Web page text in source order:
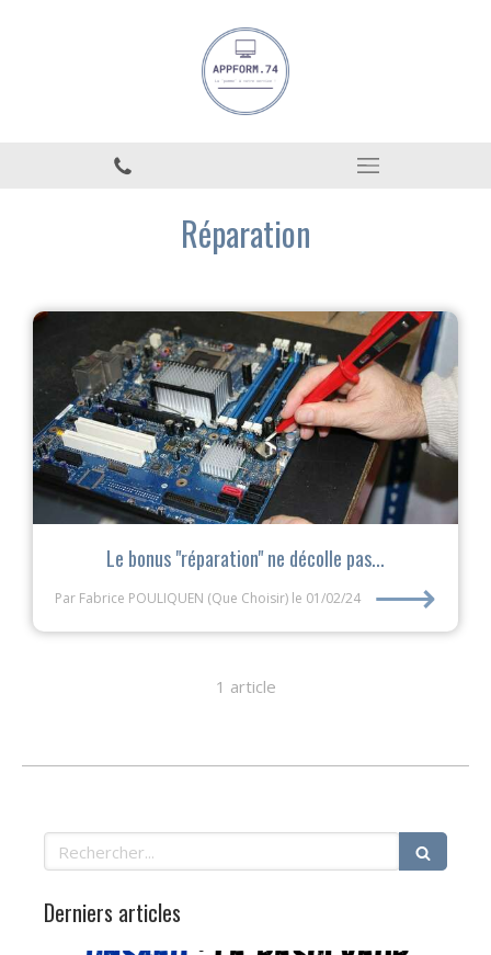
Réparation
Le bonus "réparation" ne décolle pas...
Par Fabrice POULIQUEN (Que Choisir) le 01/02/24 ⟶
1 article
Rechercher
Derniers articles